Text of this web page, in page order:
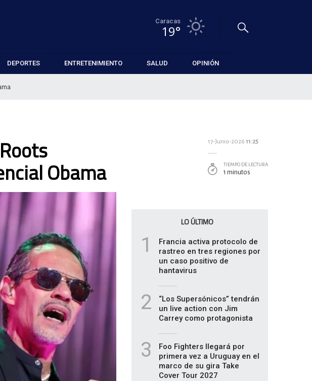
Caracas
19°
DEPORTES ENTRETENIMIENTO SALUD OPINIÓN
Obama
17-Junio-2026 11:25
TIEMPO DE LECTURA
1 minutos
LO ÚLTIMO
1
Francia activa protocolo de
rastreo en tres regiones por
un caso positivo de
hantavirus
2
“Los Supersónicos” tendrán
un live action con Jim
Carrey como protagonista
3
Foo Fighters llegará por
primera vez a Uruguay en el
marco de su gira Take
Cover Tour 2027